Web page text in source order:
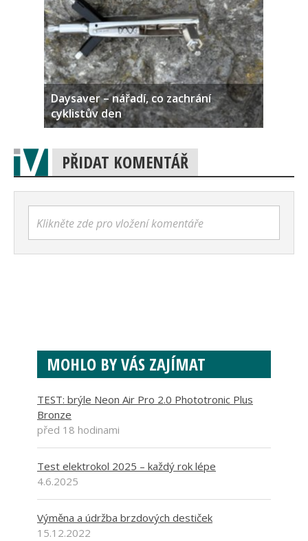
Daysaver – nářadí, co zachrání
cyklistův den
PŘIDAT KOMENTÁŘ
Klikněte zde pro vložení komentáře
MOHLO BY VÁS ZAJÍMAT
TEST: brýle Neon Air Pro 2.0 Phototronic Plus
Bronze
před 18 hodinami
Test elektrokol 2025 – každý rok lépe
4.6.2025
Výměna a údržba brzdových destiček
15.12.2022